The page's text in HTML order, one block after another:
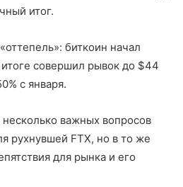
итог.
биткоин начал
итоге совершил рывок до $44
с января.
важных вопросов
рухнувшей FTX, но в то же
для рынка и его